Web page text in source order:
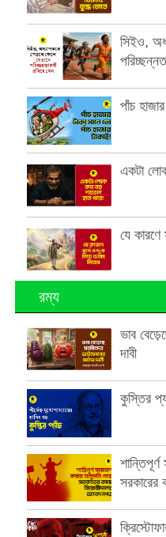
সিইও,
পাঁচ
একটা
যে কারণে
রম্য
ভাব
দাবী
কুস্তির
সরকারের